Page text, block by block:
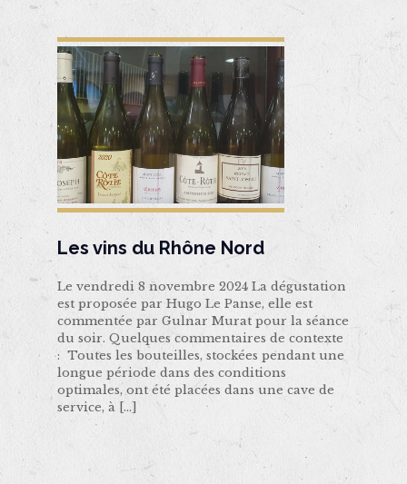
Les vins du Rhône Nord
Le vendredi 8 novembre 2024 La dégustation
est proposée par Hugo Le Panse, elle est
commentée par Gulnar Murat pour la séance
du soir. Quelques commentaires de contexte
: Toutes les bouteilles, stockées pendant une
longue période dans des conditions
optimales, ont été placées dans une cave de
service, à […]